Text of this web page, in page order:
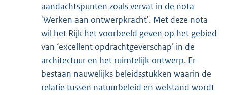
aandachtspunten zoals vervat in de nota
'Werken aan ontwerpkracht'. Met deze nota
wil het Rijk het voorbeeld geven op het gebied
van ‘excellent opdrachtgeverschap’ in de
architectuur en het ruimtelijk ontwerp. Er
bestaan nauwelijks beleidsstukken waarin de
relatie tussen natuurbeleid en welstand wordt